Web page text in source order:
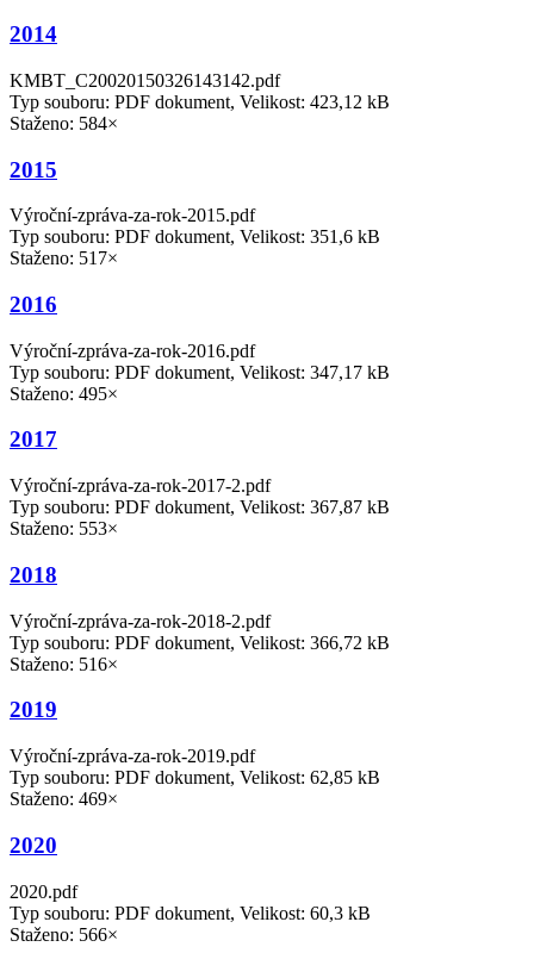
2014
KMBT_C20020150326143142.pdf
Typ souboru: PDF dokument, Velikost: 423,12 kB
Staženo: 584×
2015
Výroční-zpráva-za-rok-2015.pdf
Typ souboru: PDF dokument, Velikost: 351,6 kB
Staženo: 517×
2016
Výroční-zpráva-za-rok-2016.pdf
Typ souboru: PDF dokument, Velikost: 347,17 kB
Staženo: 495×
2017
Výroční-zpráva-za-rok-2017-2.pdf
Typ souboru: PDF dokument, Velikost: 367,87 kB
Staženo: 553×
2018
Výroční-zpráva-za-rok-2018-2.pdf
Typ souboru: PDF dokument, Velikost: 366,72 kB
Staženo: 516×
2019
Výroční-zpráva-za-rok-2019.pdf
Typ souboru: PDF dokument, Velikost: 62,85 kB
Staženo: 469×
2020
2020.pdf
Typ souboru: PDF dokument, Velikost: 60,3 kB
Staženo: 566×